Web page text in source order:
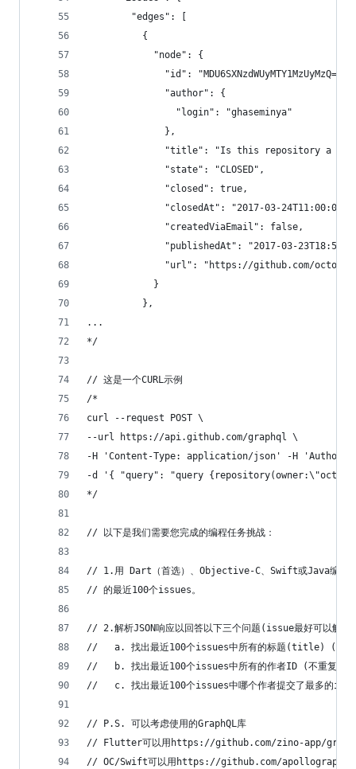
        "edges": [
          {
            "node": {
              "id": "MDU6SXNzdWUyMTY1MzUyMzQ=",
              "author": {
                "login": "ghaseminya"
              },
"title": "Is this repository a
              "state": "CLOSED",
              "closed": true,
"closedAt": "2017-03-
              "createdViaEmail": false,
"publishedAt": "2017-03-
"url": "https://github.com/
            }
          },
...
*/
// 这是一个CURL示例
/*
curl --request POST \
--url https://api.github.com/graphql \
-H 'Content-Type: application/json' -H
-d '{ "query": "query
*/
// 以下是我们需要您完成的编程任务挑战：
// 1.用 Dart（首选）、Objective-C、Swift或Java编写
// 的最近100个issues。
// 2.解析JSON响应以回答以下三个问题(issue最好可以解析
//   a. 找出最近100个issues中所有的标题(title) (不
//   b. 找出最近100个issues中所有的作者ID (不重复)
//   c. 找出最近100个issues中哪个作者提交了最多的
// P.S. 可以考虑使用的GraphQL库
// Flutter可以用https://github.com/zino-app/
// OC/Swift可以用https://github.com/